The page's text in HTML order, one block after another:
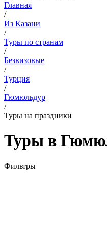
Главная
/
Из Казани
/
Туры по странам
/
Безвизовые
/
Турция
/
Гюмюльдур
/
Туры на праздники
Туры в
Фильтры